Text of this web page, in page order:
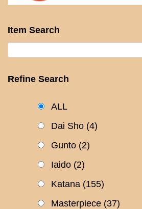
Item Search
Refine Search
ALL
Dai Sho (4)
Gunto (2)
Iaido (2)
Katana (155)
Masterpiece (37)